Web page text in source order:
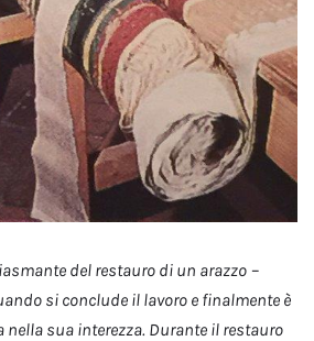
del restauro di un arazzo –
si conclude il lavoro e finalmente è
nella sua interezza. Durante il restauro